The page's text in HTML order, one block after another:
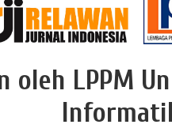
oleh LPPM